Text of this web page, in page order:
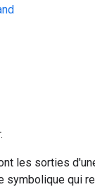
les sorties
qui